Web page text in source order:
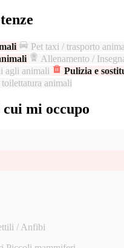
Pet taxi / trasporto
Allenamento /
agli animali
Pulizia e
animali
mi occupo
/ Anfibi